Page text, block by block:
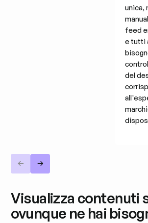
unica,
feed
e tutti
del
Visualizza contenuti
ovunque ne hai